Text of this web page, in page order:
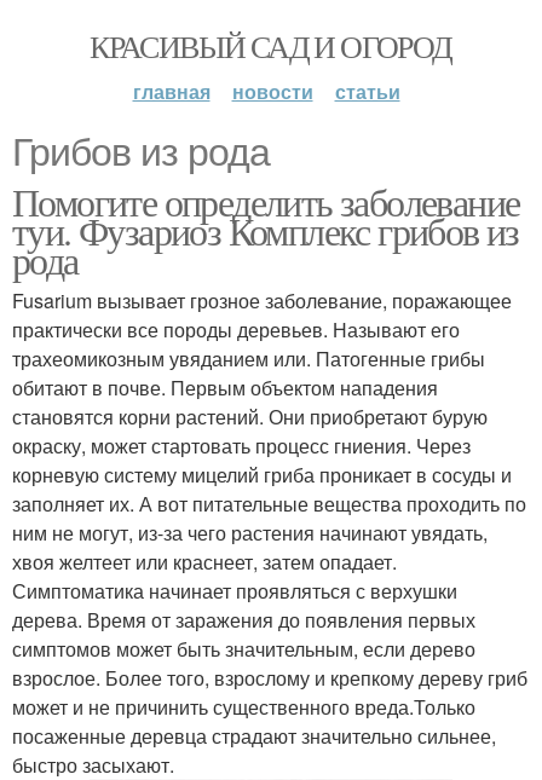
КРАСИВЫЙ САД И ОГОРОД
главная новости статьи
Грибов из рода
Помогите определить заболевание
туи. Фузариоз Комплекс грибов из
рода
Fusarium вызывает грозное заболевание, поражающее
практически все породы деревьев. Называют его
трахеомикозным увяданием или. Патогенные грибы
обитают в почве. Первым объектом нападения
становятся корни растений. Они приобретают бурую
окраску, может стартовать процесс гниения. Через
корневую систему мицелий гриба проникает в сосуды и
заполняет их. А вот питательные вещества проходить по
ним не могут, из-за чего растения начинают увядать,
хвоя желтеет или краснеет, затем опадает.
Симптоматика начинает проявляться с верхушки
дерева. Время от заражения до появления первых
симптомов может быть значительным, если дерево
взрослое. Более того, взрослому и крепкому дереву гриб
может и не причинить существенного вреда.Только
посаженные деревца страдают значительно сильнее,
быстро засыхают.